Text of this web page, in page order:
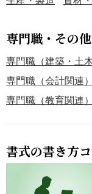
専門職・その
専門職（建築・土
専門職（会計関連）
専門職（教育関連）
書式の書き方